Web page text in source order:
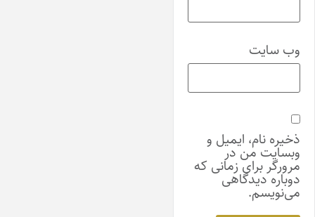
وب‌ سایت
ذخیره نام، ایمیل و
وبسایت من در
مرورگر برای زمانی که
دوباره دیدگاهی
می‌نویسم.